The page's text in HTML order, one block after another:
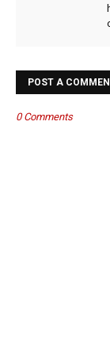
POST A
0 Comments